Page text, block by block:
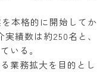
本格的に開始してか
績数は約250名と、
いる。
業務拡大を目的とし